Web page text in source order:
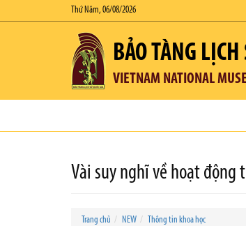
Thứ Năm, 06/08/2026
BẢO TÀNG LỊCH
VIETNAM NATIONAL
Vài suy nghĩ về hoạt động
Trang chủ NEW Thông tin khoa học